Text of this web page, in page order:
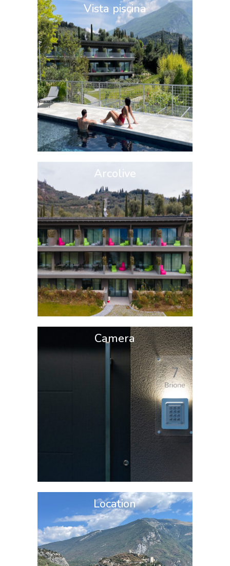
Vista piscina
Arcolive
Camera
Location